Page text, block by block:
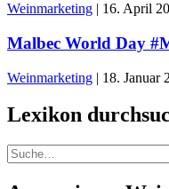
Weinmarketing | 16. April
Malbec World Day
Weinmarketing | 18. Januar
Lexikon
Suche